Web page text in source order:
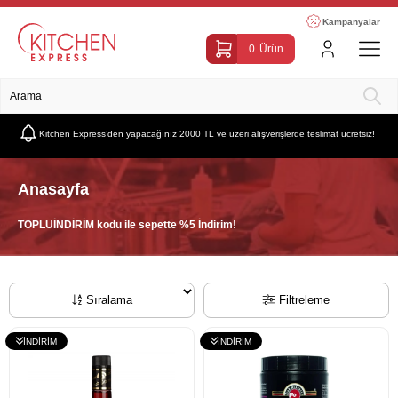
Kampanyalar
0 Ürün
Kitchen Express’den yapacağınız 2000 TL ve üzeri alışverişlerde teslimat ücretsiz!
Anasayfa
TOPLUİNDİRİM kodu ile sepette %5 İndirim!
Filtreleme
Sıralama